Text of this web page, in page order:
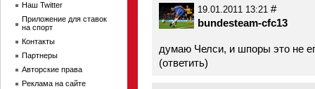
19.01.2011 13:21 #
bundesteam-cfc13
думаю Челси, и шпоры это не
(ответить)
Наш Twitter
Приложение для ставок
на спорт
Контакты
Партнеры
Авторские права
Реклама на сайте